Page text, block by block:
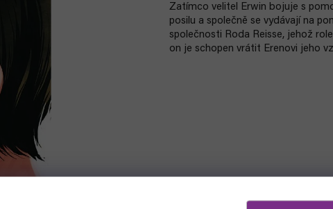
Zatímco velitel Erwin bojuje s
posilu a společně se vydávají na
společnosti Roda Reisse, jehož
on je schopen vrátit Erenovi jeho